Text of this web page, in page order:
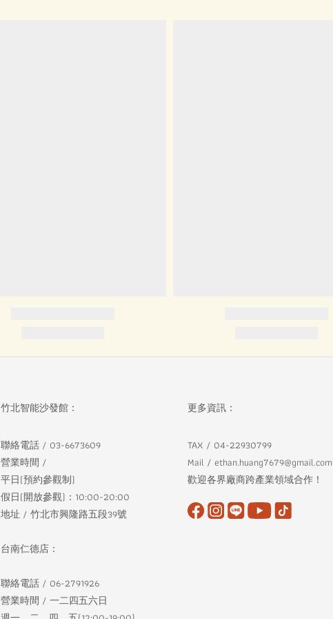
竹北智能沙發館：
聯絡電話 / 03-6673609
營業時間 /
平日(預約參觀制)
假日(開放參觀)：10:00-20:00
地址 / 竹北市興隆路五段39號
台南仁德店：
聯絡電話 / 06-2791926
營業時間 / 一二四五六日
更多資訊：
TAX / 04-22930799
Mail / ethan.huang7679@gmail.com
歡迎各界廠商跨產業領域合作！